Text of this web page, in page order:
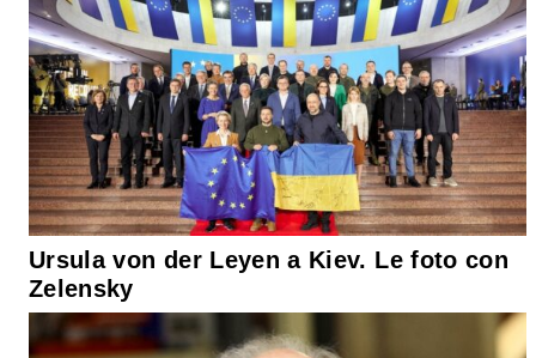
Ursula von der Leyen a Kiev. Le foto con
Zelensky